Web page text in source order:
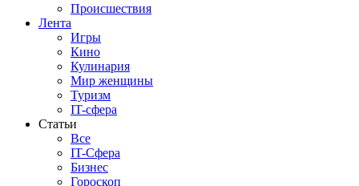
Происшествия
Лента
Игры
Кино
Кулинария
Мир женщины
Туризм
IT-сфера
Статьи
Все
IT-Сфера
Бизнес
Гороскоп